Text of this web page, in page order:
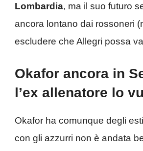
Lombardia, ma il suo futuro
ancora lontano dai rossoneri
escludere che Allegri possa
Okafor ancora in
l’ex allenatore lo
Okafor ha comunque degli
con gli azzurri non è andata